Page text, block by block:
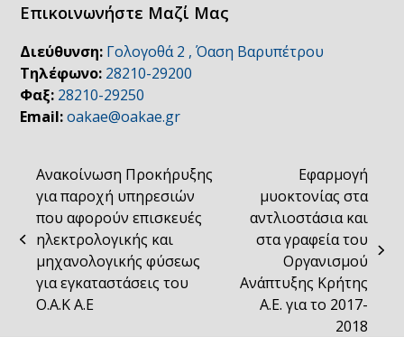
Επικοινωνήστε Μαζί Μας
Διεύθυνση: Γολογοθά 2 , Όαση Βαρυπέτρου
Τηλέφωνο: 28210-29200
Φαξ: 28210-29250
Email: oakae@oakae.gr
previous
post:
Ανακοίνωση Προκήρυξης
για παροχή υπηρεσιών
που αφορούν επισκευές
ηλεκτρολογικής και
μηχανολογικής φύσεως
για εγκαταστάσεις του
Ο.Α.Κ Α.Ε
post:
Εφαρμογή
μυοκτονίας στα
αντλιοστάσια και
στα γραφεία του
Οργανισμού
Ανάπτυξης Κρήτης
Α.Ε. για το 2017-
2018